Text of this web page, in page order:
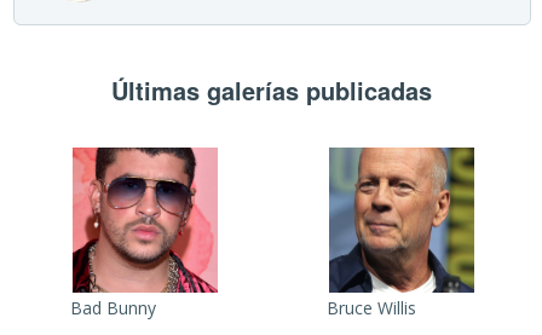
Últimas galerías publicadas
Bad Bunny Bruce Willis